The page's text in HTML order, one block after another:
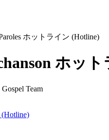
ホットライン (Hotline)
ホッ
Team